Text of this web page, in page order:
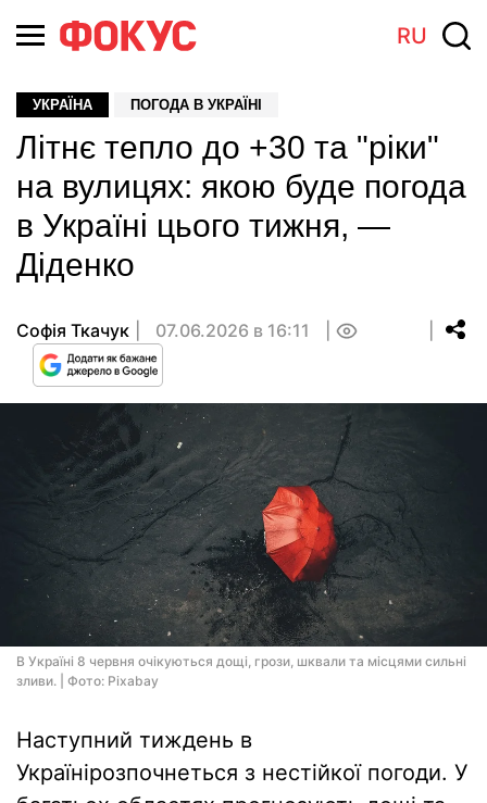
RU
УКРАЇНА ПОГОДА В УКРАЇНІ
Літнє тепло до +30 та "ріки"
на вулицях: якою буде погода
в Україні цього тижня, —
Діденко
Софія Ткачук 07.06.2026 в 16:11
В Україні 8 червня очікуються дощі, грози, шквали та місцями сильні
зливи. | Фото: Pixabay
Наступний тиждень в
Українірозпочнеться з нестійкої погоди. У